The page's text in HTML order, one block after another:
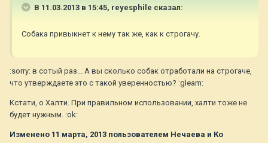
В 11.03.2013 в 15:45, reyesphile сказал:
Собака привыкнет к нему так же, как к строгачу.
:sorry: в сотый раз... А вы сколько собак отработали на строгаче,
что утверждаете это с такой уверенностью? :gleam:
Кстати, о Халти. При правильном использовании, халти тоже не
будет нужным. :ok:
Изменено 11 марта, 2013 пользователем Нечаева и Ко